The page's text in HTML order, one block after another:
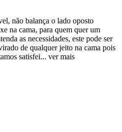
não balança o lado oposto
na cama, para quem quer um
as necessidades, este pode ser
de qualquer jeito na cama pois
satisfei... ver mais